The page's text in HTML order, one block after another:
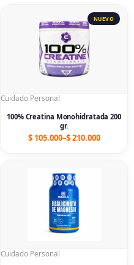
Cuidado Personal
100% Creatina Monohidratada 200
gr.
$105.000–$210.000
range:
$ 105.000
through
$ 210.000
Cuidado Personal
range:
$ 79.900
through
$ 159.800